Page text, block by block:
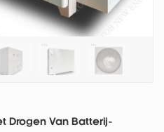
Drogen Van Batterij-